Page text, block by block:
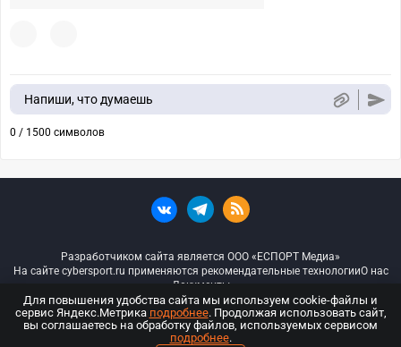
Напиши, что думаешь
0 / 1500 символов
Разработчиком сайта является ООО «ЕСПОРТ Медиа»
На сайте cybersport.ru применяются рекомендательные технологииО нас
Документы
© ООО «Киберспорт.ру» — Все права защищены
Для повышения удобства сайта мы используем cookie-файлы и
сервис Яндекс.Метрика подробнее. Продолжая использовать сайт,
вы соглашаетесь на обработку файлов, используемых сервисом
подробнее.